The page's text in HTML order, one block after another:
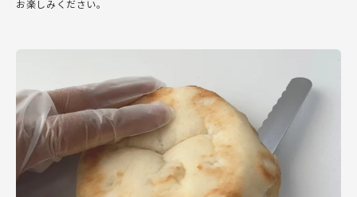
お楽しみください。